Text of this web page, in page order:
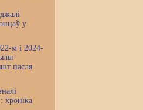
у
м і 2024-
пасля
хроніка